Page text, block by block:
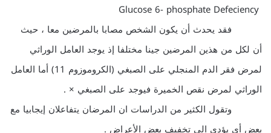
فقد يحدث أن يكون الشخص مصابا بالمرضين معا ، حيث
أن لكل من هذين المرضين جينا مختلفا إذ يوجد العامل الوراثي
لمرض فقر الدم المنجلي على الصبغي (الكروموزوم 11) أما العامل
الوراثي لمرض نقص الخميرة فيوجد على الصبغي × .
وتقول الكثير من الدراسات ان المرضان يتفاعلان إيجابيا مع
بعض أي يؤدي الى تخفيف بعض الأعراض .